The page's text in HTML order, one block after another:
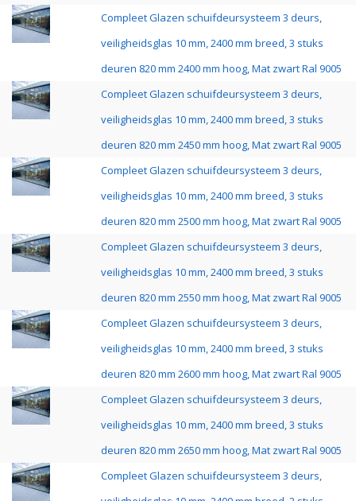
Compleet Glazen schuifdeursysteem 3 deurs,
veiligheidsglas 10 mm, 2400 mm breed, 3 stuks
deuren 820 mm 2400 mm hoog, Mat zwart Ral 9005
Compleet Glazen schuifdeursysteem 3 deurs,
veiligheidsglas 10 mm, 2400 mm breed, 3 stuks
deuren 820 mm 2450 mm hoog, Mat zwart Ral 9005
Compleet Glazen schuifdeursysteem 3 deurs,
veiligheidsglas 10 mm, 2400 mm breed, 3 stuks
deuren 820 mm 2500 mm hoog, Mat zwart Ral 9005
Compleet Glazen schuifdeursysteem 3 deurs,
veiligheidsglas 10 mm, 2400 mm breed, 3 stuks
deuren 820 mm 2550 mm hoog, Mat zwart Ral 9005
Compleet Glazen schuifdeursysteem 3 deurs,
veiligheidsglas 10 mm, 2400 mm breed, 3 stuks
deuren 820 mm 2600 mm hoog, Mat zwart Ral 9005
Compleet Glazen schuifdeursysteem 3 deurs,
veiligheidsglas 10 mm, 2400 mm breed, 3 stuks
deuren 820 mm 2650 mm hoog, Mat zwart Ral 9005
Compleet Glazen schuifdeursysteem 3 deurs,